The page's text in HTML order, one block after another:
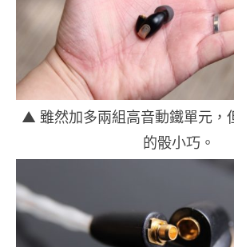
▲ 雖然加多兩組高音動鐵單元，
的骰小巧。